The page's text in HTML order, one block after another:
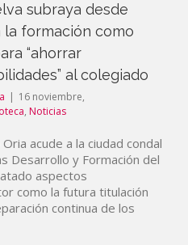
subraya desde
la formación como
“ahorrar
al colegiado
| 16 noviembre,
, Noticias
acude a la ciudad condal
Desarrollo y Formación del
aspectos
como la futura titulación
continua de los